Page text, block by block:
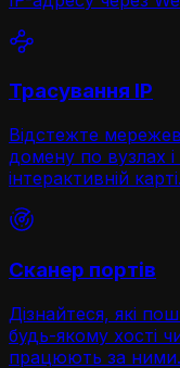
Трасування IP
Відстежте
домену по вузлах
інтерактивній карті.
Сканер портів
Дізнайтеся, які
будь-якому хості
працюють за ними.